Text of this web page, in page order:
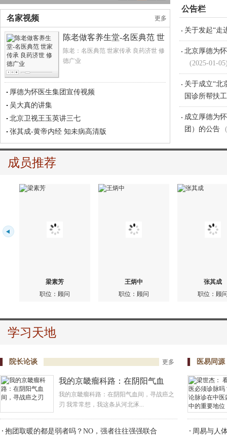
组织学习：王国强在2016年中医医院院长论...
组织学习：中国日报专访张伯礼：中医药特色...
梁世杰院长应邀参加“百名中医药名家进...
梁世杰：中医研发的特点是满腹经纶多动脑...
更多
名家视频
陈老做客养生堂-名医典范 世
家传承 良药济世 修德广业
陈老：名医典范 世家传承 良药济世 修
德广业
厚德为怀医生集团宣传视频
吴大真的讲集
北京卫视王玉英讲三七
张其成-黄帝内经 知未病高清版
公告栏
(2025-03-
关于发起“走
北京厚德为
关于成立“北
国诊所帮扶
成立厚德为
团）的公告
北京厚德为
成立厚德为
北京厚德为
03-10)
成员推荐
梁素芳
职位：顾问
王炳中
职位：顾问
张其成
职位：顾
学习天地
更多
院长论谈
我的京畿瘤科路：在阴阳气血
间，寻战癌之刃
我的京畿瘤科路：在阴阳气血间，寻战癌之
刃 我常常想，我这条从河北涿...
抱团取暖的都是弱者吗？NO，强者往往强强联合
医易同源
周易与人